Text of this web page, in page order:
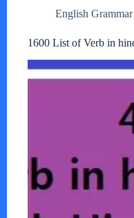
English Grammar
1600 List of Verb in